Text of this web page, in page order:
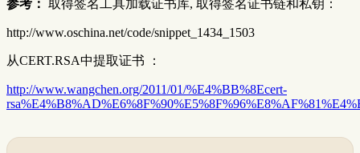
参考： 取得签名工具加载证书库, 取得签名证书链和私钥：
http://www.oschina.net/code/snippet_1434_1503
从CERT.RSA中提取证书 ：
http://www.wangchen.org/2011/01/%E4%BB%8Ecert-